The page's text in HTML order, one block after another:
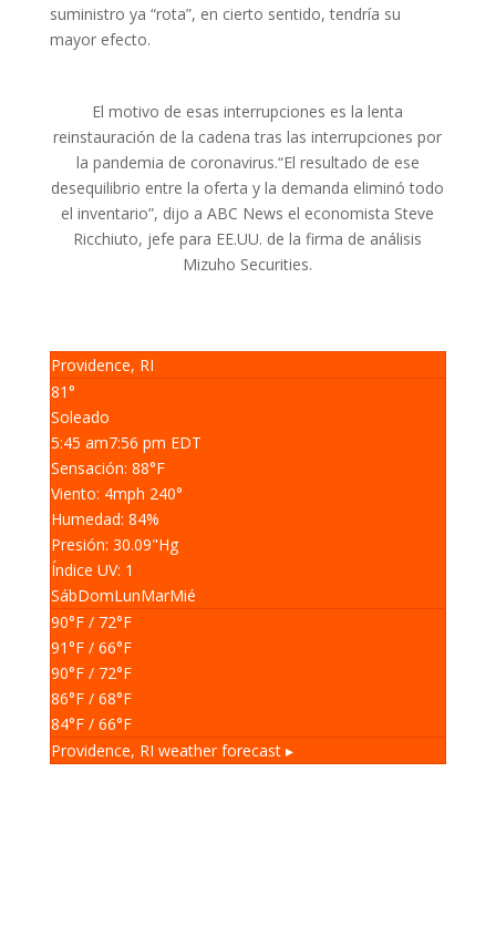
suministro ya “rota”, en cierto sentido, tendría su
mayor efecto.
El motivo de esas interrupciones es la lenta
reinstauración de la cadena tras las interrupciones por
la pandemia de coronavirus.“El resultado de ese
desequilibrio entre la oferta y la demanda eliminó todo
el inventario”, dijo a ABC News el economista Steve
Ricchiuto, jefe para EE.UU. de la firma de análisis
Mizuho Securities.
Providence, RI
81°
Soleado
5:45 am7:56 pm EDT
Sensación: 88°F
Viento: 4mph 240°
Humedad: 84%
Presión: 30.09"Hg
Índice UV: 1
SábDomLunMarMié
90°F/ 72°F
91°F/ 66°F
90°F/ 72°F
86°F/ 68°F
84°F/ 66°F
Providence, RI weather forecast ▸